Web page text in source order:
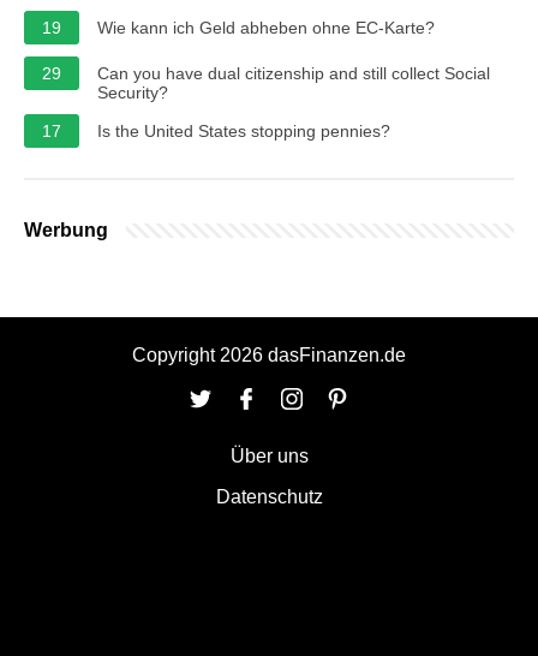
19 Wie kann ich Geld abheben ohne EC-Karte?
29
Can you have dual citizenship and still collect Social
Security?
17
Is the United States stopping pennies?
Werbung
Copyright 2026 dasFinanzen.de
Über uns
Datenschutz